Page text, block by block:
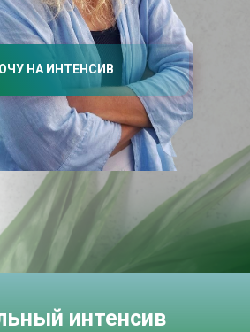
НА ИНТЕНСИВ
интенсив